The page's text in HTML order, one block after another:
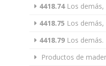
4418.74Los demás,
4418.75 Los
4418.79 Los demás.
Productos de